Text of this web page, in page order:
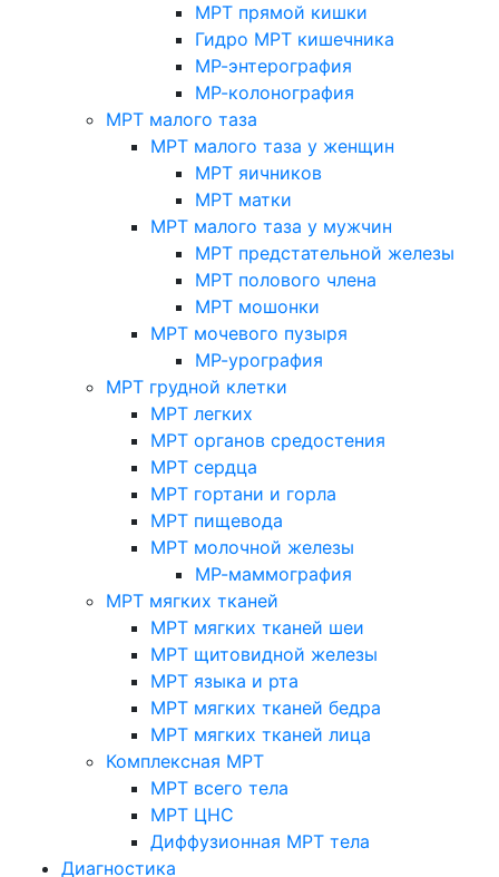
МРТ прямой кишки
Гидро МРТ кишечника
МР-энтерография
МР-колонография
МРТ малого таза
МРТ малого таза у женщин
МРТ яичников
МРТ матки
МРТ малого таза у мужчин
МРТ предстательной железы
МРТ полового члена
МРТ мошонки
МРТ мочевого пузыря
МР-урография
МРТ грудной клетки
МРТ легких
МРТ органов средостения
МРТ сердца
МРТ гортани и горла
МРТ пищевода
МРТ молочной железы
МР-маммография
МРТ мягких тканей
МРТ мягких тканей шеи
МРТ щитовидной железы
МРТ языка и рта
МРТ мягких тканей бедра
МРТ мягких тканей лица
Комплексная МРТ
МРТ всего тела
МРТ ЦНС
Диффузионная МРТ тела
Диагностика